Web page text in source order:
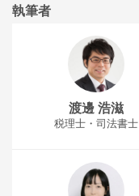
執筆者
渡邊 浩滋
税理士・司法書士